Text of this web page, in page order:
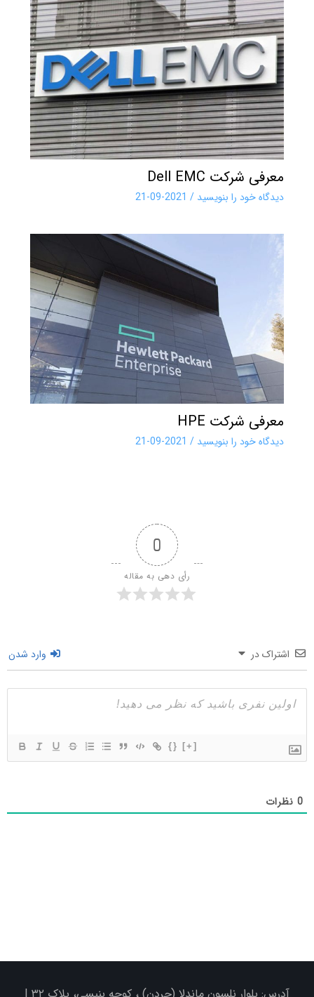
معرفی شرکت Dell EMC
دیدگاه‌ خود را بنویسید /
2021-09-21
معرفی شرکت HPE
دیدگاه‌ خود را بنویسید /
2021-09-21
0
رأی دهی به مقاله
اشتراک در وارد شدن
{} [+]
0نظرات